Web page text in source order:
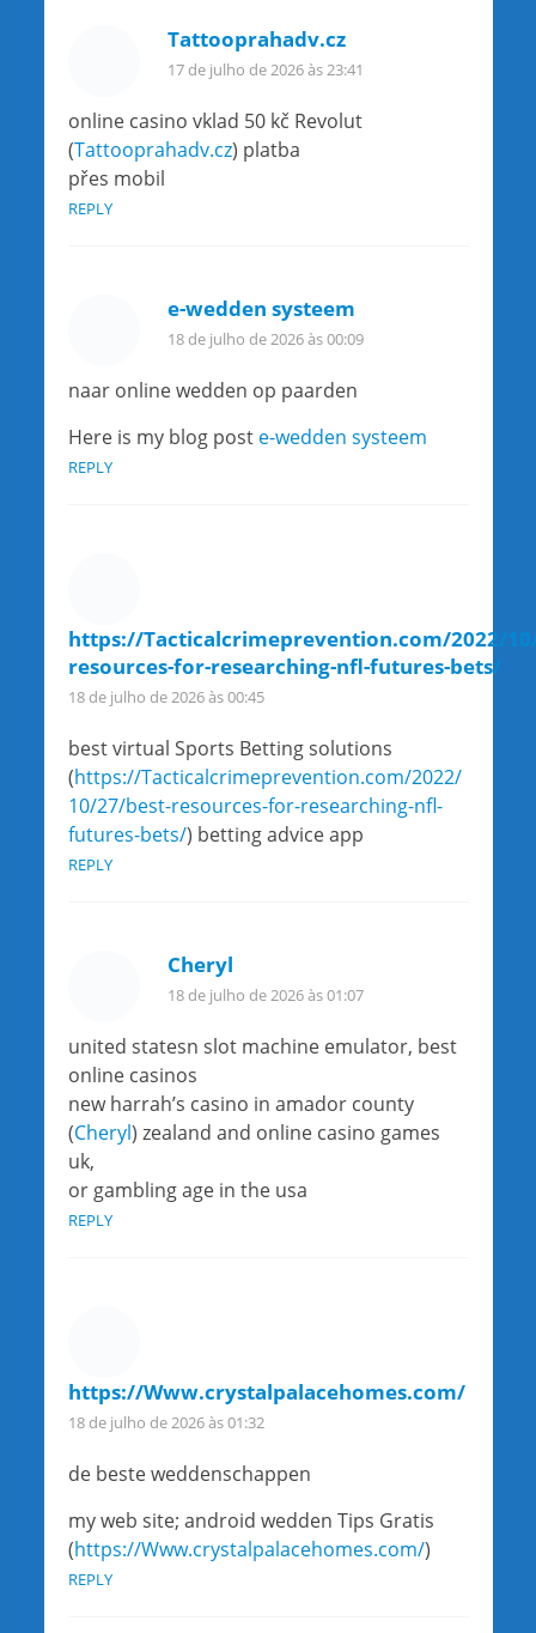
Tattooprahadv.cz
17 de julho de 2026 às 23:41
online casino vklad 50 kč Revolut
(Tattooprahadv.cz) platba
přes mobil
REPLY
e-wedden systeem
18 de julho de 2026 às 00:09
naar online wedden op paarden
Here is my blog post e-wedden systeem
REPLY
https://Tacticalcrimeprevention.com/2022/
resources-for-researching-nfl-futures-bets/
18 de julho de 2026 às 00:45
best virtual Sports Betting solutions
(https://Tacticalcrimeprevention.com/2022/
10/27/best-resources-for-researching-nfl-
futures-bets/) betting advice app
REPLY
Cheryl
18 de julho de 2026 às 01:07
united statesn slot machine emulator, best
online casinos
new harrah’s casino in amador county
(Cheryl) zealand and online casino games
uk,
or gambling age in the usa
REPLY
https://Www.crystalpalacehomes.com/
18 de julho de 2026 às 01:32
de beste weddenschappen
my web site; android wedden Tips Gratis
(https://Www.crystalpalacehomes.com/)
REPLY